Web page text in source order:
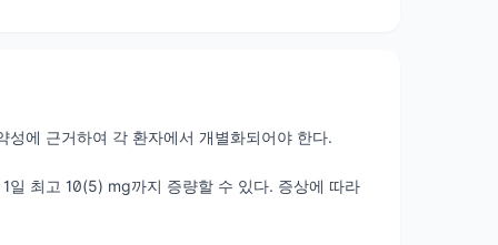
에 근거하여 각 환자에서 개별화되어야 한다.
일 최고 10(5) mg까지 증량할 수 있다. 증상에 따라